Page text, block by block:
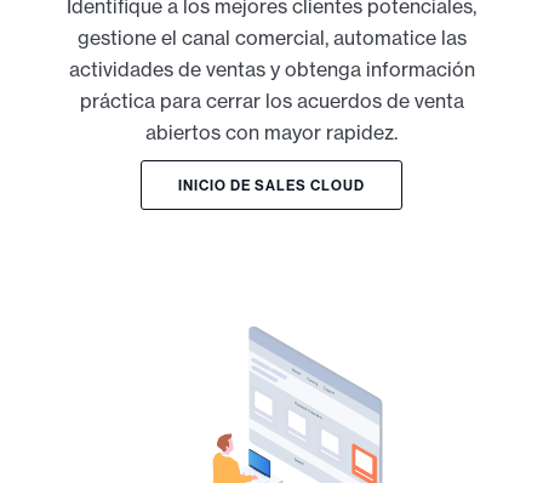
Identifique a los mejores clientes potenciales,
gestione el canal comercial, automatice las
actividades de ventas y obtenga información
práctica para cerrar los acuerdos de venta
abiertos con mayor rapidez.
INICIO DE SALES CLOUD